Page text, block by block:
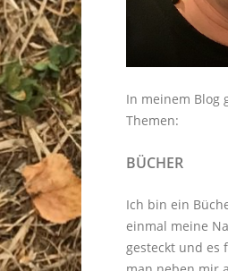
In meinem Blog
Themen:
BÜCHER
Ich bin ein
einmal meine
gesteckt und es